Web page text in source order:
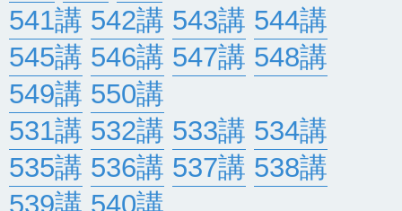
541講 542講 543講 544講
545講 546講 547講 548講
549講 550講
531講 532講 533講 534講
535講 536講 537講 538講
539講 540講